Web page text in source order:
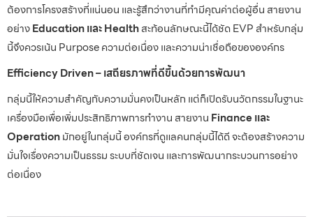
ต้องการโครงสร้างที่แน่นอน และรู้สึกว่างานที่ทำมีคุณค่าต่อผู้อื่น สายงาน
อย่างEducation และ Healthสะท้อนลักษณะนี้ได้ชัด EVP สำหรับกลุ่ม
นี้จึงควรเน้น Purpose ความต่อเนื่อง และความน่าเชื่อถือขององค์กร
Efficiency Driven – เสถียรภาพที่ดีขึ้นด้วยการพัฒนา
กลุ่มนี้ให้ความสำคัญกับความมั่นคงเป็นหลัก แต่ก็เปิดรับนวัตกรรมในฐานะ
เครื่องมือเพื่อเพิ่มประสิทธิภาพการทำงาน สายงาน Finance และ
Operationมักอยู่ในกลุ่มนี้ องค์กรที่ดูแลคนกลุ่มนี้ได้ดี จะต้องสร้างความ
มั่นใจเรื่องความเป็นธรรม ระบบที่ชัดเจน และการพัฒนากระบวนการอย่าง
ต่อเนื่อง